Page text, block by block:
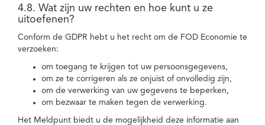
4.8. Wat zijn uw rechten en hoe kunt u ze
uitoefenen?
Conform de GDPR hebt u het recht om de FOD Economie te
verzoeken:
om toegang te krijgen tot uw persoonsgegevens,
om ze te corrigeren als ze onjuist of onvolledig zijn,
om de verwerking van uw gegevens te beperken,
om bezwaar te maken tegen de verwerking.
Het Meldpunt biedt u de mogelijkheid deze informatie aan